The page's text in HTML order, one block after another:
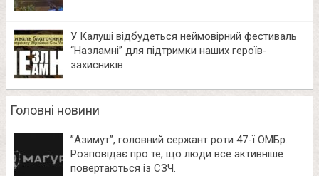
У Калуші відбудеться неймовірний фестиваль
“Назламні” для підтримки наших героїв-
захисників
Головні новини
⁨”Азимут”, головний сержант роти 47-ї ОМБр.
Розповідає про те, що люди все активніше
повертаються із СЗЧ.